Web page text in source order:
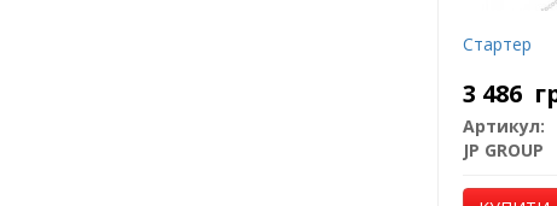
Стартер
3 486
Артикул:
JP GROUP